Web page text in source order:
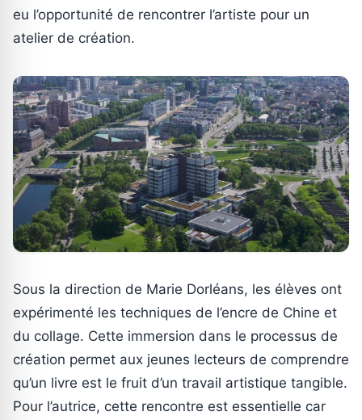
eu l’opportunité de rencontrer l’artiste pour un
atelier de création.
Sous la direction de Marie Dorléans, les élèves ont
expérimenté les techniques de l’encre de Chine et
du collage. Cette immersion dans le processus de
création permet aux jeunes lecteurs de comprendre
qu’un livre est le fruit d’un travail artistique tangible.
Pour l’autrice, cette rencontre est essentielle car